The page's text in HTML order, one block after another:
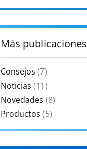
Más publicaciones
Consejos (7)
Noticias (11)
Novedades (8)
Productos (5)